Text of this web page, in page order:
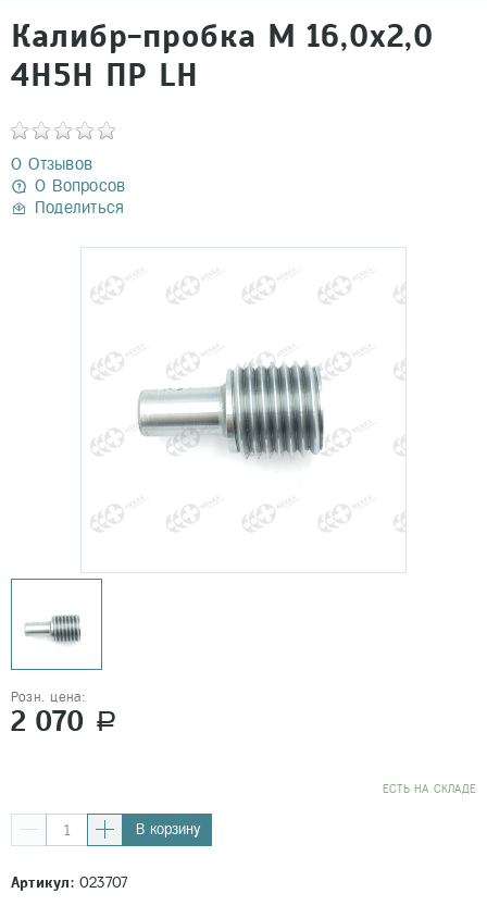
Калибр-пробка М 16,0х2,0
4Н5Н ПР LH
0 Отзывов
0 Вопросов
Поделиться
Розн. цена:
2 070 a
EСТЬ НА СКЛАДЕ
В корзину
Артикул:023707